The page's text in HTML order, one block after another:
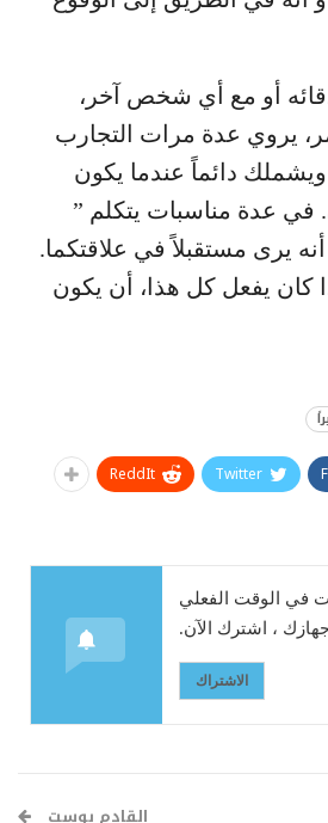
أو مع أي شخص آخر،
يروي عدة مرات التجارب
ويشملك دائماً عندما يكون
في عدة مناسبات يتكلم ”
يرى مستقبلاً في علاقتكما.
كان يفعل كل هذا، أن يكون
Twitter
ReddIt
في الوقت الفعلي
، اشترك الآن.
الاشتراك
القادم بوست